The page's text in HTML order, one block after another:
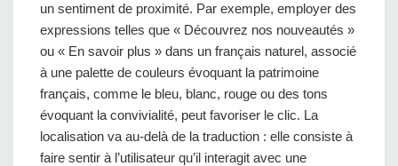
un sentiment de proximité. Par exemple, employer des
expressions telles que « Découvrez nos nouveautés »
ou « En savoir plus » dans un français naturel, associé
à une palette de couleurs évoquant la patrimoine
français, comme le bleu, blanc, rouge ou des tons
évoquant la convivialité, peut favoriser le clic. La
localisation va au-delà de la traduction : elle consiste à
faire sentir à l’utilisateur qu’il interagit avec une